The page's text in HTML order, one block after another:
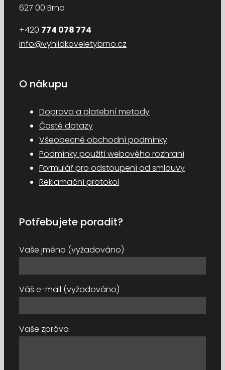
627 00 Brno
+420 774 078 774
info@vyhlidkoveletybrno.cz
O nákupu
Doprava a platební metody
Časté dotazy
Všeobecné obchodní podmínky
Podmínky použití webového rozhraní
Formulář pro odstoupení od smlouvy
Reklamační protokol
Potřebujete poradit?
Vaše jméno (vyžadováno)
Váš e-mail (vyžadováno)
Vaše zpráva